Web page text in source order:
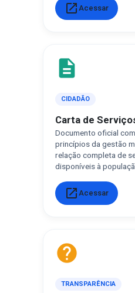
open_in_new Acessar
description
CIDADÃO
Carta de
Documento oficial
princípios da gestão
relação completa de
disponíveis à
open_in_new Acessar
help
TRANSPARÊNCIA